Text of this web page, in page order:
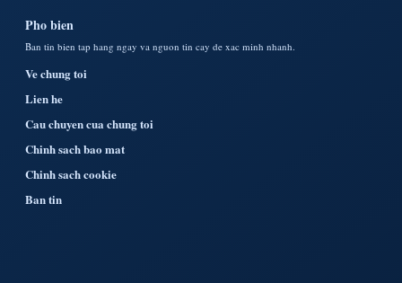
Pho bien
Ban tin bien tap hang ngay va nguon tin cay de xac minh nhanh.
Ve chung toi
Lien he
Cau chuyen cua chung toi
Chinh sach bao mat
Chinh sach cookie
Ban tin